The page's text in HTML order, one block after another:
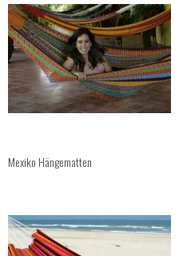
Mexiko Hängematten